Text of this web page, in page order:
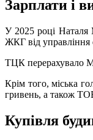
Зарплати і
У 2025 році Наталя
ЖКГ від управління
ТЦК перерахувало
Крім того, міська
гривень, а також
Купівля